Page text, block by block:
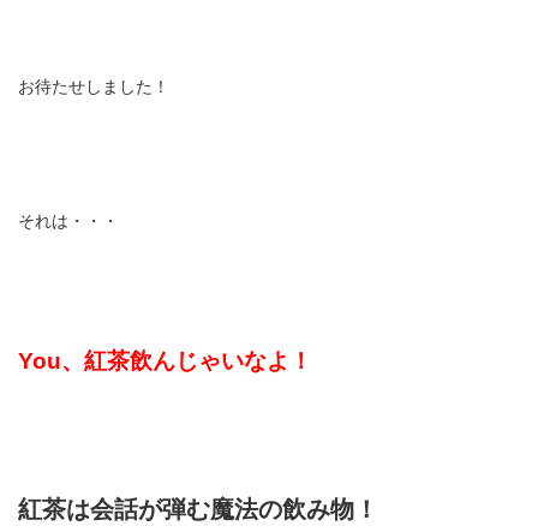
お待たせしました！
それは・・・
You、紅茶飲んじゃいなよ！
紅茶は会話が弾む魔法の飲み物！